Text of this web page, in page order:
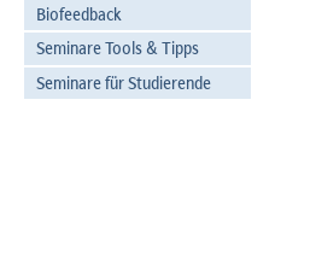
Biofeedback
Seminare Tools & Tipps
Seminare für Studierende